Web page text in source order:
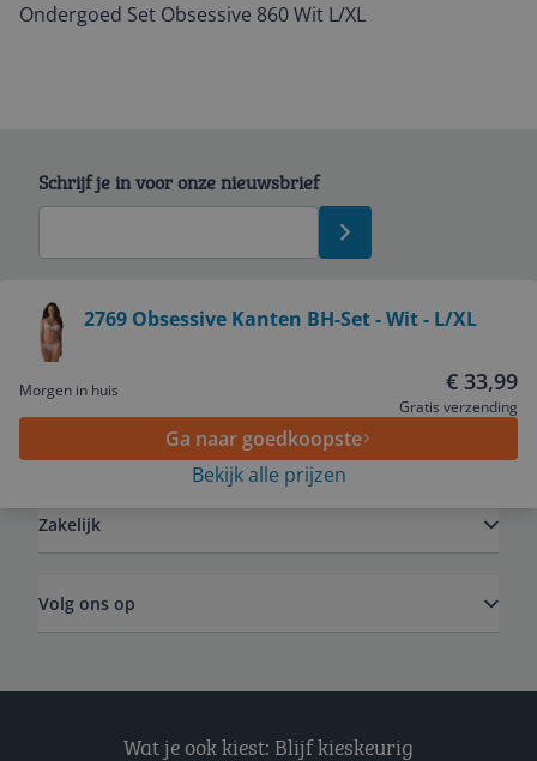
Ondergoed Set Obsessive 860 Wit L/XL
2769 Obsessive Kanten BH-Set - Wit - L/XL
Morgen in huis € 33,99
Gratis verzending
Ga naar goedkoopste
Bekijk alle prijzen
Schrijf je in voor onze nieuwsbrief
Service
Zakelijk
Volg ons op
Wat je ook kiest: Blijf kieskeurig